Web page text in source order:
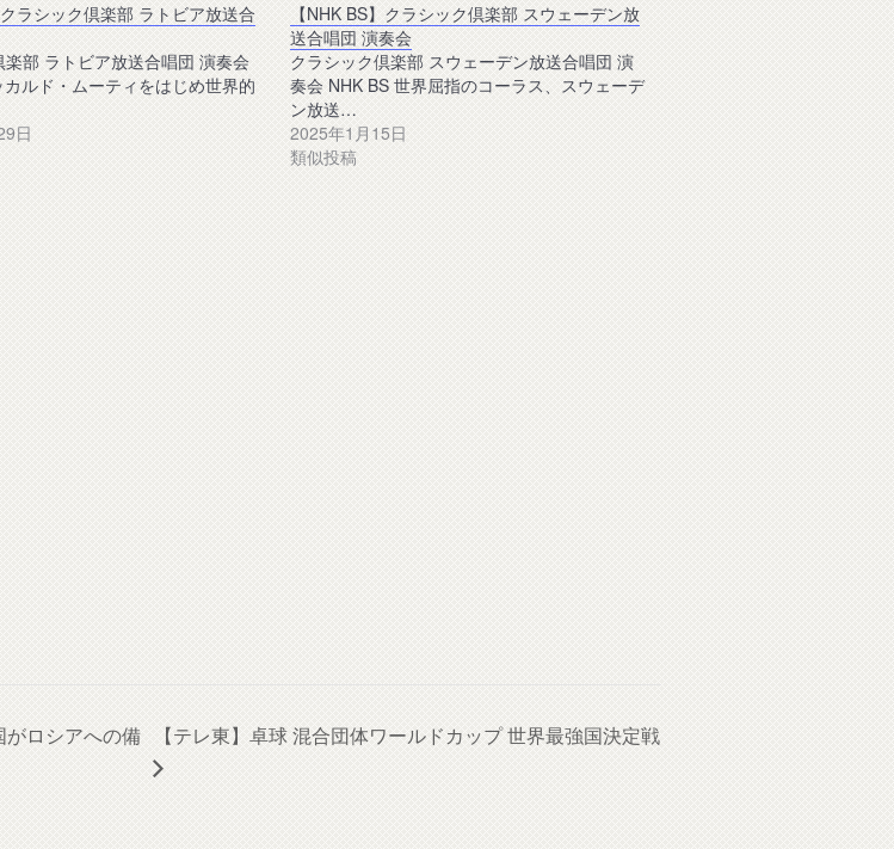
クラシック倶楽部 ラトビア放送合
楽部 ラトビア放送合唱団 演奏会
カルド・ムーティをはじめ世界的
日
【NHK BS】クラシック倶楽部 スウェーデン放
送合唱団 演奏会
クラシック倶楽部 スウェーデン放送合唱団 演
奏会 NHK BS 世界屈指のコーラス、スウェーデ
ン放送…
2025年1月15日
類似投稿
がロシアへの備
【テレ東】卓球 混合団体ワールドカップ 世界最強国決定戦